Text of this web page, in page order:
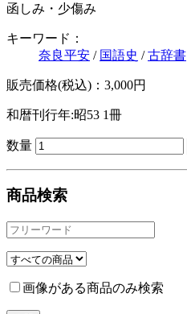
函しみ・少傷み
キーワード：
奈良平安 / 国語史 /古辞書
販売価格(税込)：3,000円
和暦刊行年:昭53 1冊
数量
商品検索
画像がある商品のみ検索